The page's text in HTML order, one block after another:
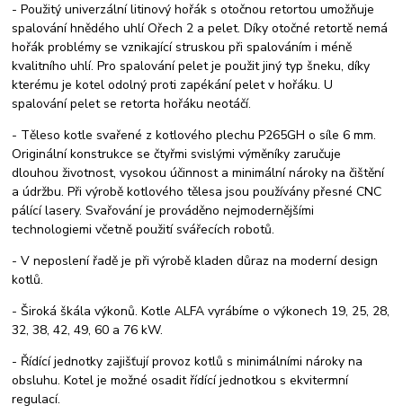
- Použitý univerzální litinový hořák s otočnou retortou umožňuje
spalování hnědého uhlí Ořech 2 a pelet. Díky otočné retortě nemá
hořák problémy se vznikající struskou při spalováním i méně
kvalitního uhlí. Pro spalování pelet je použit jiný typ šneku, díky
kterému je kotel odolný proti zapékání pelet v hořáku. U
spalování pelet se retorta hořáku neotáčí.
- Těleso kotle svařené z kotlového plechu P265GH o síle 6 mm.
Originální konstrukce se čtyřmi svislými výměníky zaručuje
dlouhou životnost, vysokou účinnost a minimální nároky na čištění
a údržbu. Při výrobě kotlového tělesa jsou používány přesné CNC
pálící lasery. Svařování je prováděno nejmodernějšími
technologiemi včetně použití svářecích robotů.
- V neposlení řadě je při výrobě kladen důraz na moderní design
kotlů.
- Široká škála výkonů. Kotle ALFA vyrábíme o výkonech 19, 25, 28,
32, 38, 42, 49, 60 a 76 kW.
- Řídící jednotky zajišťují provoz kotlů s minimálními nároky na
obsluhu. Kotel je možné osadit řídící jednotkou s ekvitermní
regulací.